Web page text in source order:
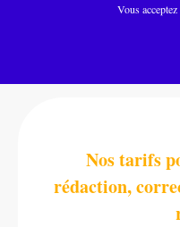
Vous
Nos tarifs
rédaction,